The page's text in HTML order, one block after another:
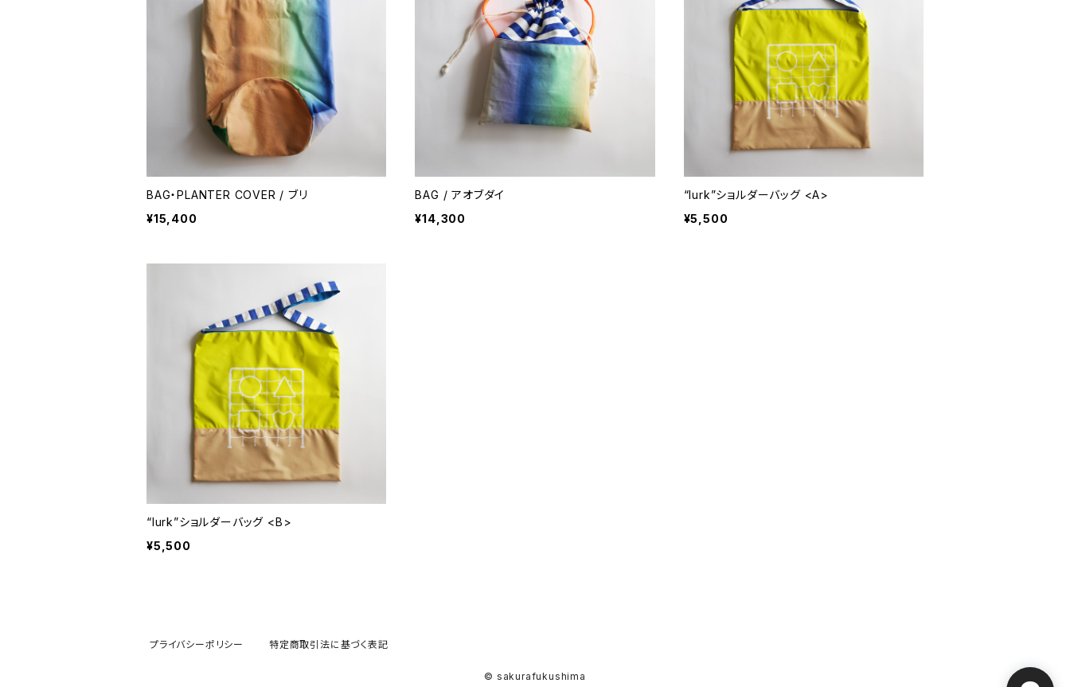
BAG・PLANTER COVER / ブリ
¥15,400
BAG / アオブダイ
¥14,300
“lurk”ショルダーバッグ <A>
¥5,500
“lurk”ショルダーバッグ <B>
¥5,500
プライバシーポリシー 特定商取引法に基づく表記
© sakurafukushima